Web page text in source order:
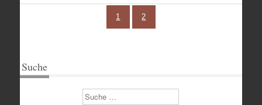
1 2
Suche
Suchen